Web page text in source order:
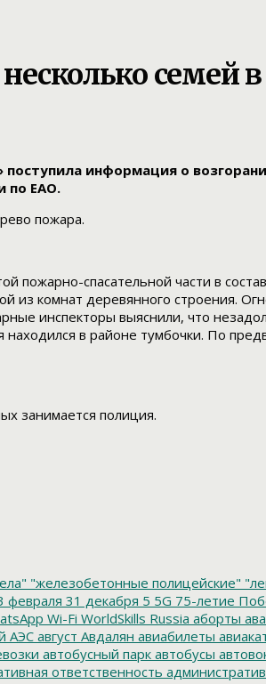
семей
информация о
по ЕАО.
пожара.
пожарно-спасательной части в
из комнат деревянного строения.
инспекторы выяснили, что
находился в районе тумбочки. По
занимается полиция.
"железобетонные полицейские"
февраля 31 декабря 5 5G 75-летие
Wi-Fi WorldSkills Russia аборты
АЭС август Авдалян авиабилеты
автобусный парк автобусы
ответственность